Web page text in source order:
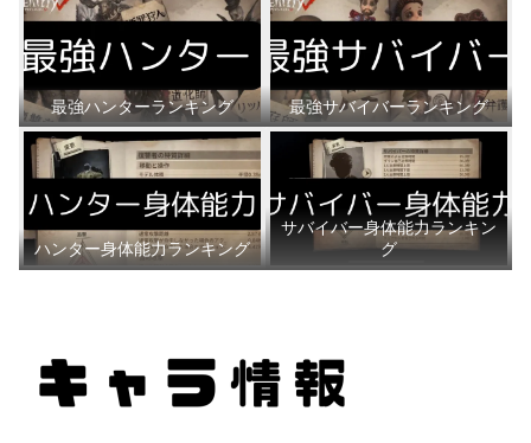
最強ハンターランキング 最強サバイバーランキング
ハンター身体能力ランキング
サバイバー身体能力ランキン
グ